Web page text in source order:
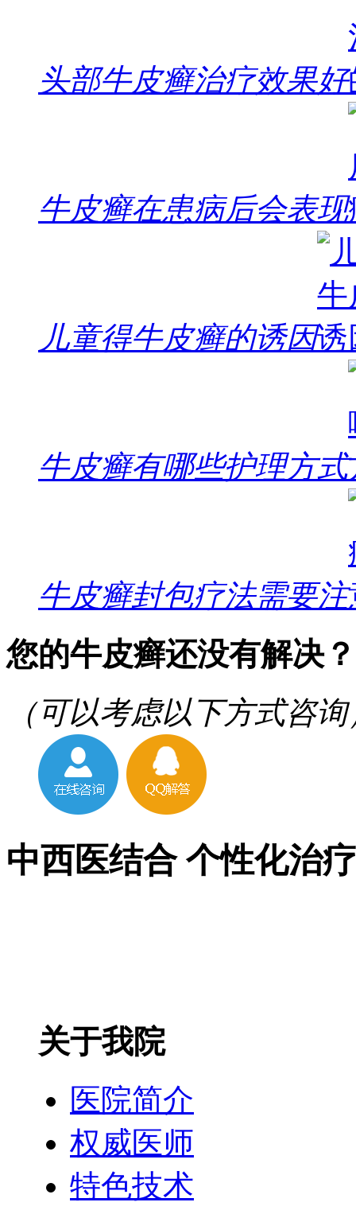
头部牛皮癣治疗效果好
牛皮癣在患病后会表现
儿童得牛皮癣的诱因
牛皮癣有哪些护理方式
牛皮癣封包疗法需要注
您的牛皮癣还没有解决？
（可以考虑以下方式咨询
中西医结合 个性化治
关于我院
医院简介
权威医师
特色技术